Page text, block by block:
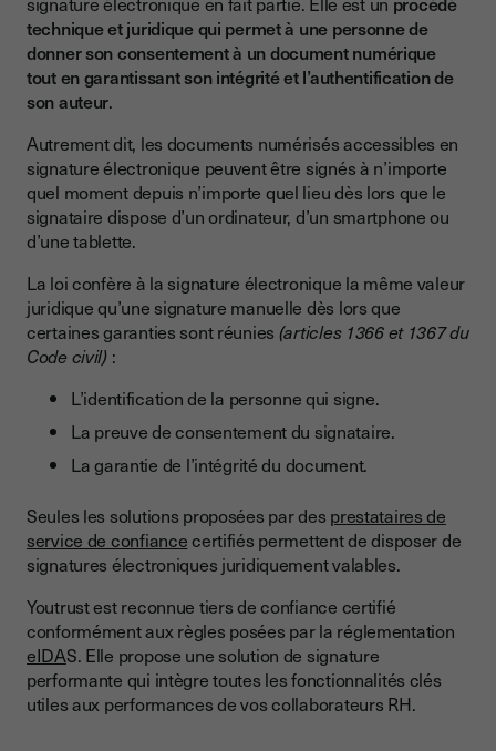
technique et juridique qui permet à une personne de
donner son consentement à un document numérique
tout en garantissant son intégrité et l’authentification de
son auteur.
Autrement dit, les documents numérisés accessibles en
signature électronique peuvent être signés à n’importe
quel moment depuis n’importe quel lieu dès lors que le
signataire dispose d’un ordinateur, d’un smartphone ou
d’une tablette.
La loi confère à la signature électronique la même valeur
juridique qu’une signature manuelle dès lors que
certaines garanties sont réunies (articles 1366 et 1367 du
Code civil):
L’identification de la personne qui signe.
La preuve de consentement du signataire.
La garantie de l’intégrité du document.
Seules les solutions proposées par des prestataires de
service de confiancecertifiés permettent de disposer de
signatures électroniques juridiquement valables.
Youtrust est reconnue tiers de confiance certifié
conformément aux règles posées par la réglementation
eIDAS. Elle propose une solution de signature
performante qui intègre toutes les fonctionnalités clés
utiles aux performances de vos collaborateurs RH.